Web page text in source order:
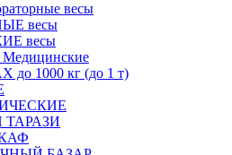
весы
весы
весы
до 1000 кг (до 1 т)
ТАРАЗИ